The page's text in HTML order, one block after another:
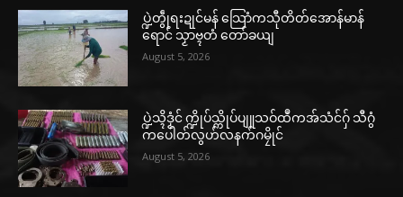
ပ္ဍဲတွဵုရးဍုင်မန် သြောံကသီုတိတ်အောန်မာန်
ရောင် သၟာဗ္ၚတံ တော်ခယျ
August 5, 2026
ပ္ဍဲသ္ၚိဒၟံင် က္ဍိုပ်သ္ကိုပ်ပျူသဝ်ထဳကအ်သံင်ဂှ် သီဂွံ
ကပေါတ်လွဟ်လနက်ဂမၠိုင်
August 5, 2026